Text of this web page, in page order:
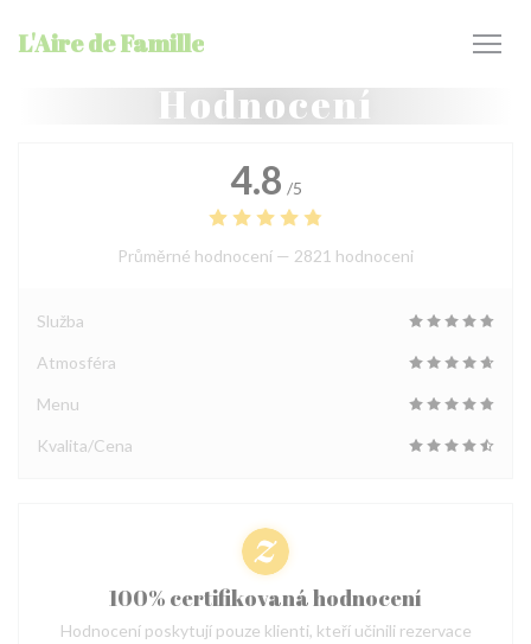
L'Aire de Famille
Hodnocení
4.8 /5
Průměrné hodnocení — 2821 hodnoceni
Služba
Atmosféra
Menu
Kvalita/Cena
100% certifikovaná hodnocení
Hodnocení poskytují pouze klienti, kteří učinili rezervace